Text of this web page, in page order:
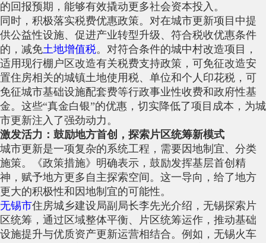
的回报预期，能够有效撬动更多社会资本投入。
同时，积极落实税费优惠政策。对在城市更新项目中提
供公益性设施、促进产业转型升级、符合税收优惠条件
的，减免土地增值税。对符合条件的城中村改造项目，
适用现行棚户区改造有关税费支持政策，可免征改造安
置住房相关的城镇土地使用税、单位和个人印花税，可
免征城市基础设施配套费等行政事业性收费和政府性基
金。这些“真金白银”的优惠，切实降低了项目成本，为城
市更新注入了强劲动力。
激发活力：鼓励地方首创，探索片区统筹新模式
城市更新是一项复杂的系统工程，需要因地制宜、分类
施策。《政策措施》明确表示，鼓励发挥基层首创精
神，赋予地方更多自主探索空间。这一导向，给了地方
更大的积极性和因地制宜的可能性。
无锡市住房城乡建设局副局长李先光介绍，无锡探索片
区统筹，通过区域整体平衡、片区统筹运作，推动基础
设施提升与优质资产更新运营相结合。例如，无锡火车